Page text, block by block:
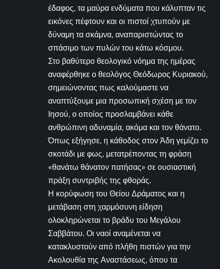
έδαφος, τα μαύρα ενδύματα που κάλυπταν τις
εικόνες πέφτουν και οι πιστοί χτυπούν με
δύναμη τα σκάμνα, αναπαριστώντας το
σπάσιμο των πυλών του κάτω κόσμου.
Στο βαθύτερο θεολογικό νόημα της ημέρας
αναφέρθηκε ο θεολόγος Θεόδωρος Κυριακού,
σημειώνοντας πως καλούμαστε να
αναπτύξουμε μια προσωπική σχέση με τον
Ιησού, ο οποίος προσλαμβάνει κάθε
ανθρώπινη αδυναμία, ακόμα και τον θάνατο.
Όπως εξήγησε, η κάθοδος στον Άδη γεμίζει το
σκοτάδι με φως, μετατρέποντας τη φράση
«θανάτω θάνατον πατήσας» σε ουσιαστική
πράξη συντριβής της φθοράς.
Η κορύφωση του Θείου Δράματος και η
μετάβαση στη χαρμόσυνη είδηση
ολοκληρώνεται το βράδυ του Μεγάλου
Σαββάτου. Οι ναοί αναμένεται να
κατακλυστούν από πλήθη πιστών για την
Ακολουθία της Αναστάσεως, όπου τα